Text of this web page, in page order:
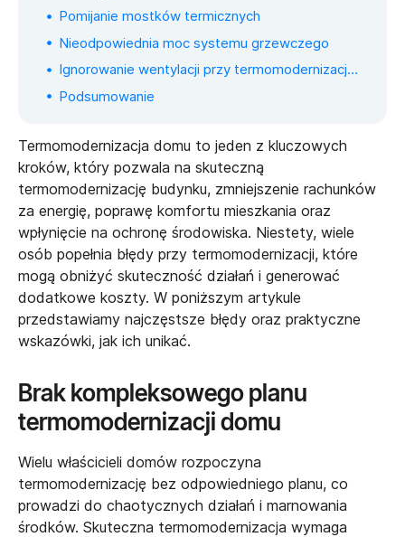
Pomijanie mostków termicznych
Nieodpowiednia moc systemu grzewczego
Ignorowanie wentylacji przy termomodernizacji domu
Podsumowanie
Termomodernizacja domu to jeden z kluczowych
kroków, który pozwala na skuteczną
termomodernizację budynku, zmniejszenie rachunków
za energię, poprawę komfortu mieszkania oraz
wpłynięcie na ochronę środowiska. Niestety, wiele
osób popełnia błędy przy termomodernizacji, które
mogą obniżyć skuteczność działań i generować
dodatkowe koszty. W poniższym artykule
przedstawiamy najczęstsze błędy oraz praktyczne
wskazówki, jak ich unikać.
Brak kompleksowego planu
termomodernizacji domu
Wielu właścicieli domów rozpoczyna
termomodernizację bez odpowiedniego planu, co
prowadzi do chaotycznych działań i marnowania
środków. Skuteczna termomodernizacja wymaga